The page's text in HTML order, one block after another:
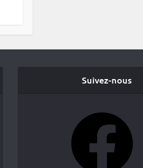
Suivez-nous